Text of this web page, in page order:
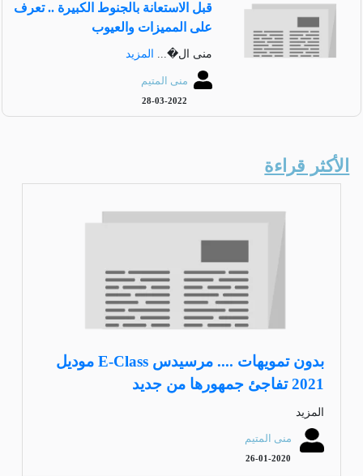
قبل الاستعانة بالجنوط الكبيرة .. تعرف
على المميزات والعيوب
منى ال�... المزيد
منى المتيم
28-03-2022
الأكثر قراءة
بدون تمويهات .... مرسيدس E-Class موديل
2021 تفاجئ جمهورها من جديد
المزيد
منى المتيم
26-01-2020